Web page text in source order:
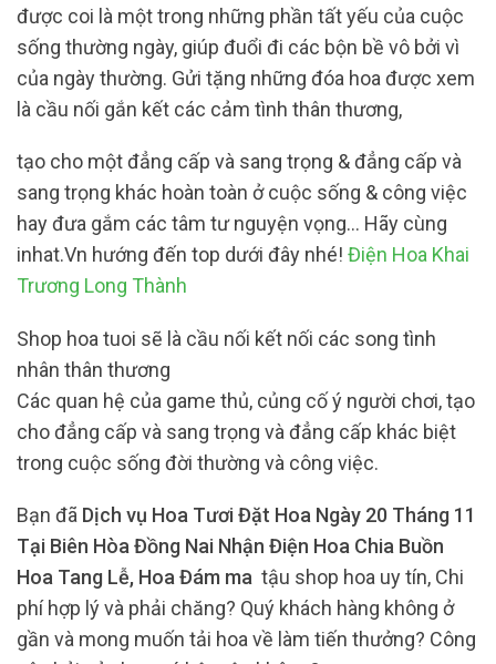
được coi là một trong những phần tất yếu của cuộc
sống thường ngày, giúp đuổi đi các bộn bề vô bởi vì
của ngày thường. Gửi tặng những đóa hoa được xem
là cầu nối gắn kết các cảm tình thân thương,
tạo cho một đẳng cấp và sang trọng & đẳng cấp và
sang trọng khác hoàn toàn ở cuộc sống & công việc
hay đưa gắm các tâm tư nguyện vọng… Hãy cùng
inhat.Vn hướng đến top dưới đây nhé! Điện Hoa Khai
Trương Long Thành
Shop hoa tuoi sẽ là cầu nối kết nối các song tình
nhân thân thương
Các quan hệ của game thủ, củng cố ý người chơi, tạo
cho đẳng cấp và sang trọng và đẳng cấp khác biệt
trong cuộc sống đời thường và công việc.
Bạn đã Dịch vụ Hoa Tươi Đặt Hoa Ngày 20 Tháng 11
Tại Biên Hòa Đồng Nai Nhận Điện Hoa Chia Buồn
Hoa Tang Lễ, Hoa Đám ma tậu shop hoa uy tín, Chi
phí hợp lý và phải chăng? Quý khách hàng không ở
gần và mong muốn tải hoa về làm tiến thưởng? Công